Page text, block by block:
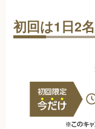
初回は1日2